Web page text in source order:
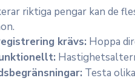
riktiga pengar kan de
krävs: Hoppa
Testa